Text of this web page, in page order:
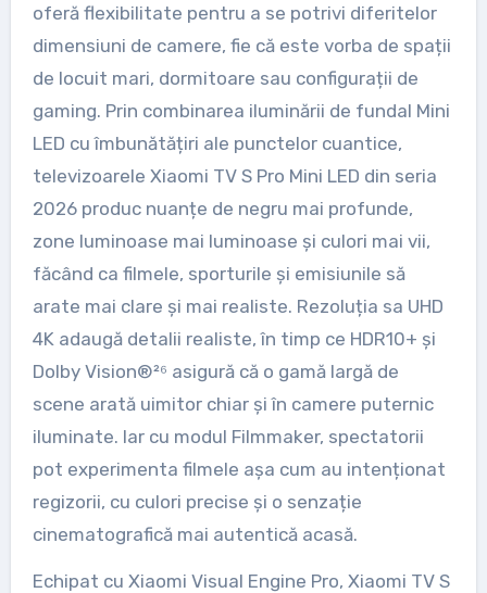
oferă flexibilitate pentru a se potrivi diferitelor
dimensiuni de camere, fie că este vorba de spații
de locuit mari, dormitoare sau configurații de
gaming. Prin combinarea iluminării de fundal Mini
LED cu îmbunătățiri ale punctelor cuantice,
televizoarele Xiaomi TV S Pro Mini LED din seria
2026 produc nuanțe de negru mai profunde,
zone luminoase mai luminoase și culori mai vii,
făcând ca filmele, sporturile și emisiunile să
arate mai clare și mai realiste. Rezoluția sa UHD
4K adaugă detalii realiste, în timp ce HDR10+ și
Dolby Vision®²⁶ asigură că o gamă largă de
scene arată uimitor chiar și în camere puternic
iluminate. Iar cu modul Filmmaker, spectatorii
pot experimenta filmele așa cum au intenționat
regizorii, cu culori precise și o senzație
cinematografică mai autentică acasă.
Echipat cu Xiaomi Visual Engine Pro, Xiaomi TV S